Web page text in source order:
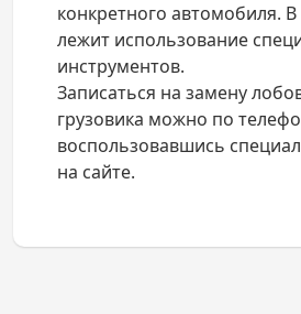
конкретного автомобиля.
лежит использование
инструментов.
Записаться на замену
грузовика можно по
воспользовавшись
на сайте.